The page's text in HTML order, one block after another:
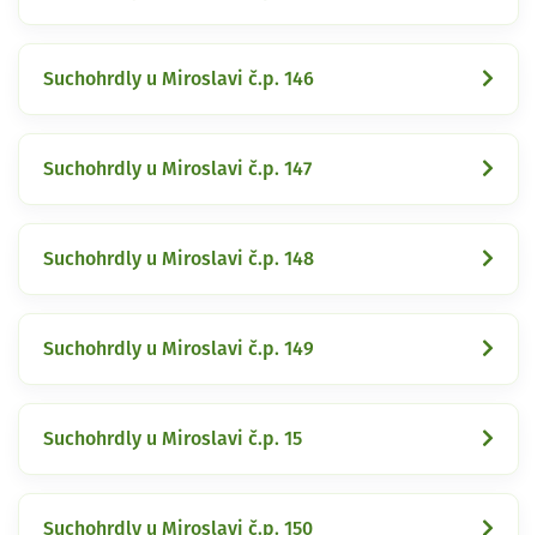
Suchohrdly u Miroslavi č.p. 146
Suchohrdly u Miroslavi č.p. 147
Suchohrdly u Miroslavi č.p. 148
Suchohrdly u Miroslavi č.p. 149
Suchohrdly u Miroslavi č.p. 15
Suchohrdly u Miroslavi č.p. 150